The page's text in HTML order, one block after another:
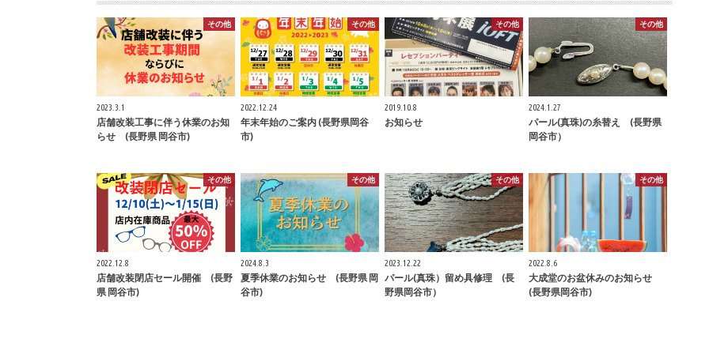
その他
2023.3.1
店舗改装工事に伴う休業のお知
らせ (長野県 岡谷市)
その他
2022.12.24
年末年始のご案内 (長野県岡谷
市)
その他
2019.10.8
お知らせ
その他
2024.1.27
パール(真珠)の糸替え (長野県
岡谷市）
その他
2022.12.8
店舗改装閉店セール開催 (長野
県 岡谷市)
その他
2024.8.3
夏季休業のお知らせ (長野県 岡
谷市)
その他
2023.12.22
パール(真珠）留め具修理 (長
野県岡谷市）
その他
2022.8.6
大成堂のお盆休みのお知らせ
(長野県岡谷市)